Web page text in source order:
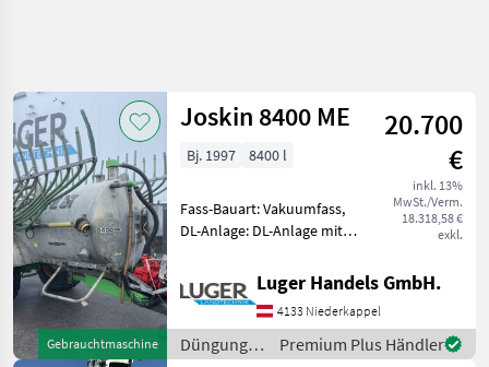
Gebrauchtmaschine
Joskin 8400 ME
20.700
€
inkl. 13%
MwSt./Verm.
18.318,58 €
exkl.
Bj. 1997 8400 l
Fass-Bauart: Vakuumfass,
DL-Anlage: DL-Anlage mit
Schleppschlauchverteiler,
gefedertes Achsaggregat
Gebrauchtmaschine 8400
Liter Turbobefüller
Bereifung 26L-2
Luger Handels GmbH.
4133 Niederkappel
Düngung
Premium Plus Händler